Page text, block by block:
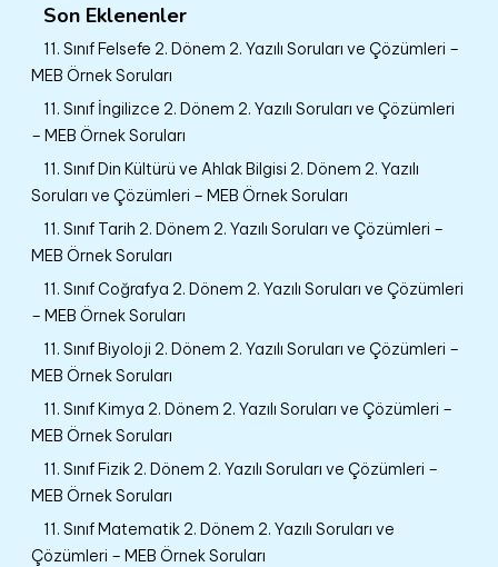
Son Eklenenler
11. Sınıf Felsefe 2. Dönem 2. Yazılı Soruları ve Çözümleri –
MEB Örnek Soruları
11. Sınıf İngilizce 2. Dönem 2. Yazılı Soruları ve Çözümleri
– MEB Örnek Soruları
11. Sınıf Din Kültürü ve Ahlak Bilgisi 2. Dönem 2. Yazılı
Soruları ve Çözümleri – MEB Örnek Soruları
11. Sınıf Tarih 2. Dönem 2. Yazılı Soruları ve Çözümleri –
MEB Örnek Soruları
11. Sınıf Coğrafya 2. Dönem 2. Yazılı Soruları ve Çözümleri
– MEB Örnek Soruları
11. Sınıf Biyoloji 2. Dönem 2. Yazılı Soruları ve Çözümleri –
MEB Örnek Soruları
11. Sınıf Kimya 2. Dönem 2. Yazılı Soruları ve Çözümleri –
MEB Örnek Soruları
11. Sınıf Fizik 2. Dönem 2. Yazılı Soruları ve Çözümleri –
MEB Örnek Soruları
11. Sınıf Matematik 2. Dönem 2. Yazılı Soruları ve
Çözümleri – MEB Örnek Soruları